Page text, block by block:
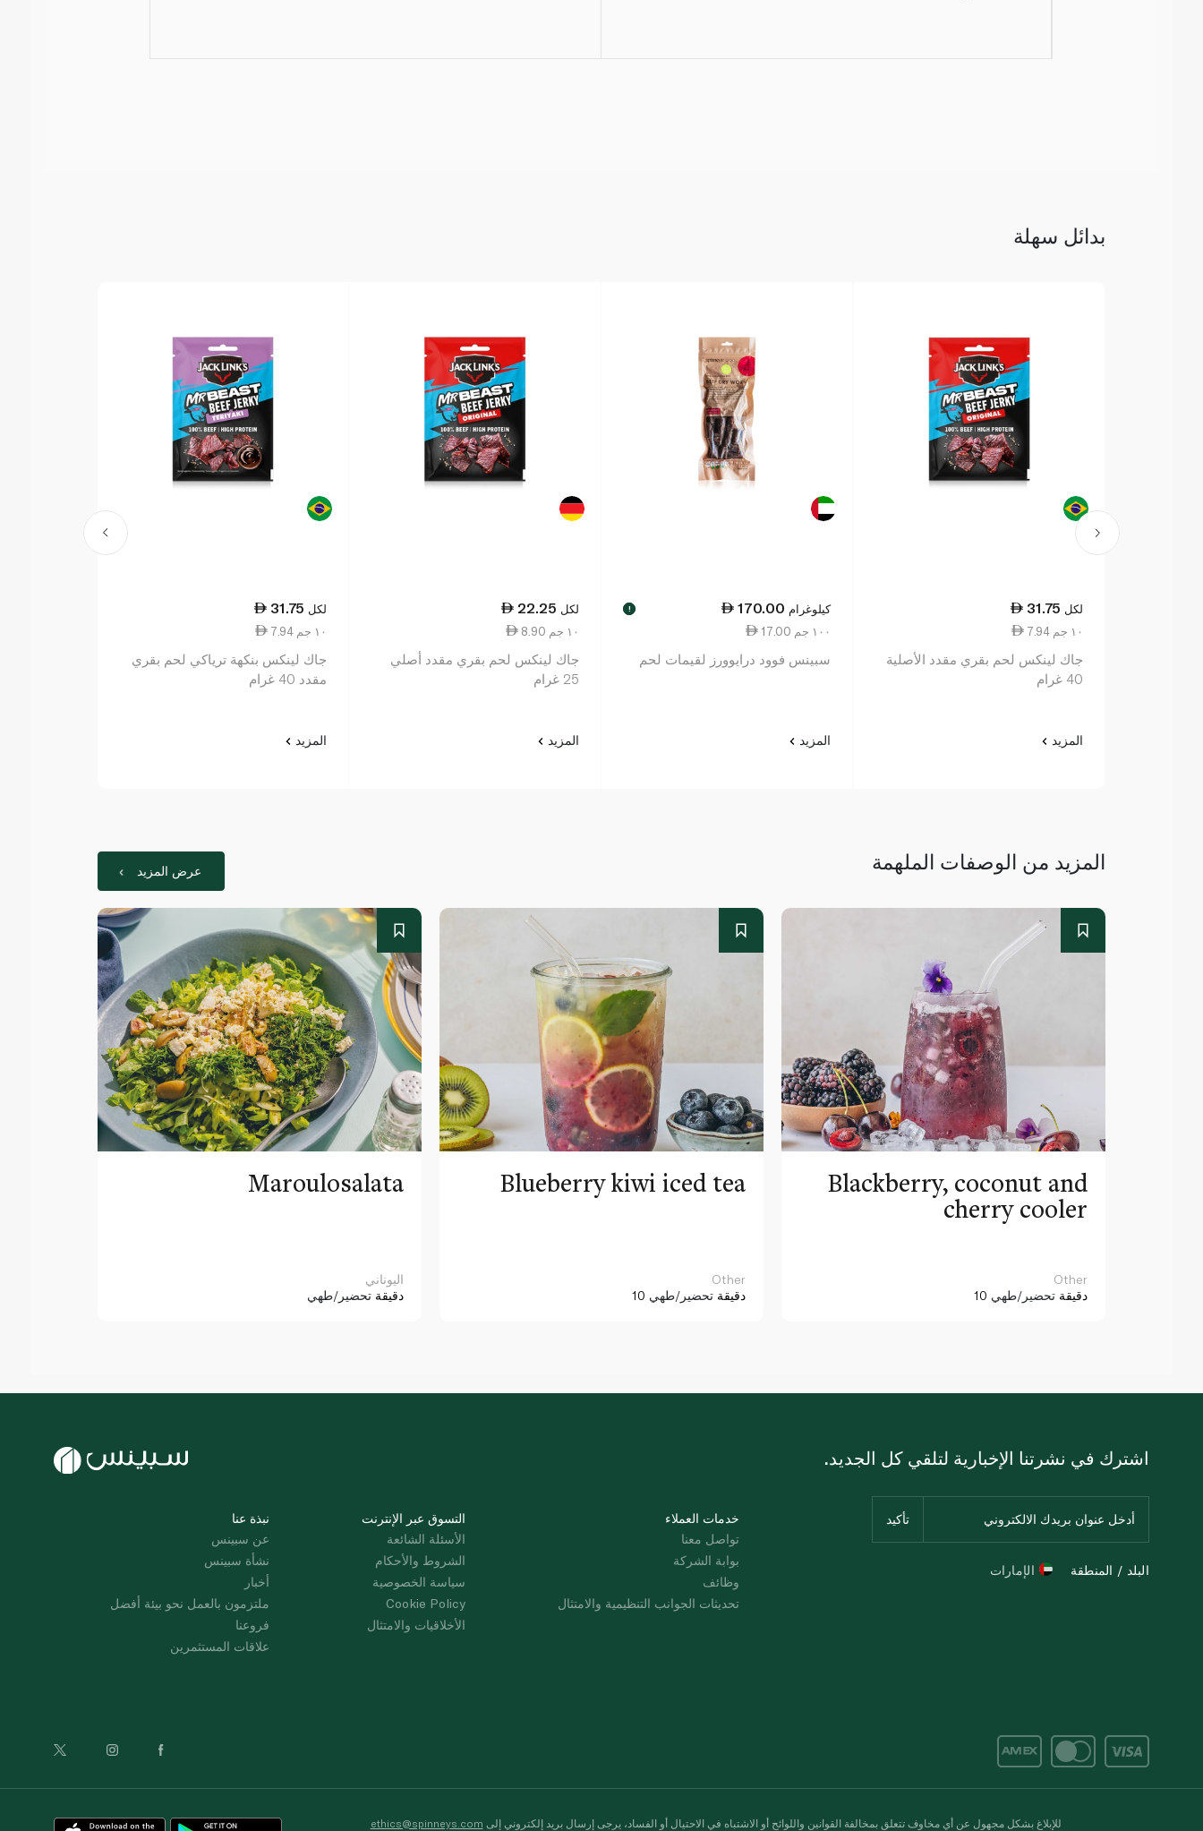
بدائل سهلة
31.75 لكل
7.94 ١٠ جم
جاك لينكس لحم بقري مقدد الأصلية
40 غرام
المزيد
170.00 كيلوغرام !
17.00 ١٠٠ جم
سبينس فوود درايوورز لقيمات لحم
المزيد
22.25 لكل
8.90 ١٠ جم
جاك لينكس لحم بقري مقدد أصلي
25 غرام
المزيد
31.75 لكل
7.94 ١٠ جم
جاك لينكس بنكهة ترياكي لحم بقري
مقدد 40 غرام
المزيد
المزيد من الوصفات الملهمة عرض المزيد
Maroulosalata
اليوناني
دقيقة تحضير/طهي
Blueberry kiwi iced tea
Other
10 دقيقة تحضير/طهي
Blackberry, coconut and
cherry cooler
Other
10 دقيقة تحضير/طهي
نبذة عنا
عن سبينس
نشأة سبينس
أخبار
ملتزمون بالعمل نحو بيئة أفضل
فروعنا
علاقات المستثمرين
التسوق عبر الإنترنت
الأسئلة الشائعة
الشروط والأحكام
سياسة الخصوصية
Cookie Policy
الأخلاقيات والامتثال
خدمات العملاء
تواصل معنا
بوابة الشركة
وظائف
تحديثات الجوانب التنظيمية والامتثال
اشترك في نشرتنا الإخبارية لتلقي كل الجديد.
البلد / المنطقة الإمارات
للإبلاغ بشكل مجهول عن أي مخاوف تتعلق بمخالفة القوانين واللوائح أو الاشتباه في الاحتيال أو الفساد، يرجى إرسال بريد إلكتروني إلى ethics@spinneys.com